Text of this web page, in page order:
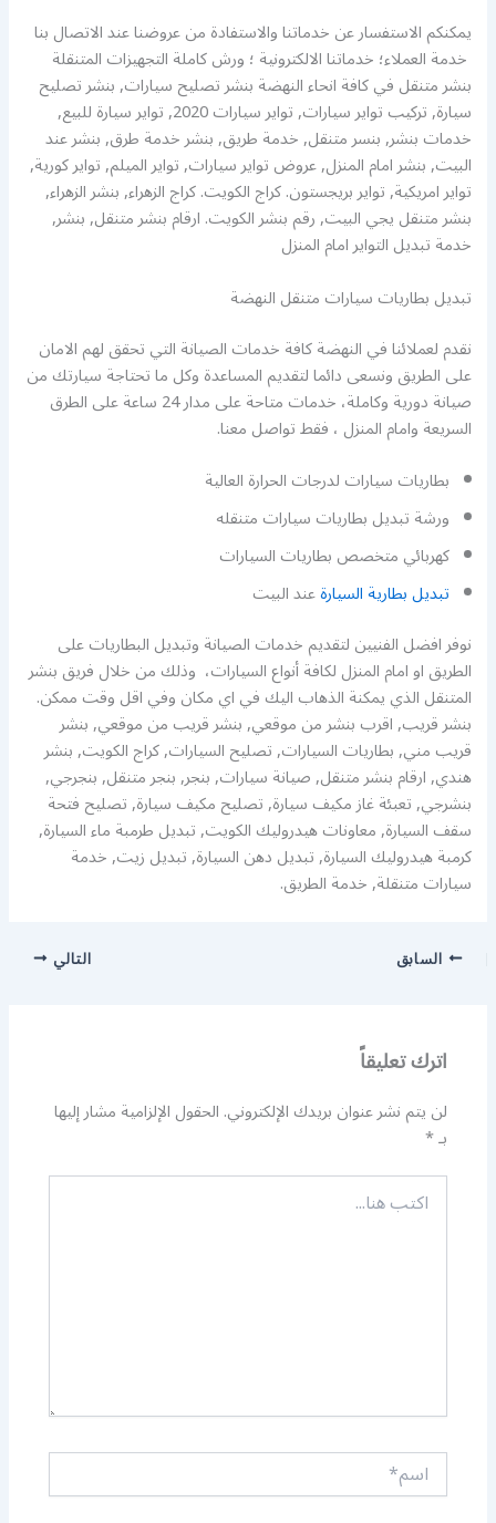
يمكنكم الاستفسار عن خدماتنا والاستفادة من عروضنا عند الاتصال بنا
خدمة العملاء؛ خدماتنا الالكترونية ؛ ورش كاملة التجهيزات المتنقلة
بنشر متنقل في كافة انحاء النهضة بنشر تصليح سيارات, بنشر تصليح
سيارة, تركيب تواير سيارات, تواير سيارات 2020, تواير سيارة للبيع,
خدمات بنشر, بنسر متنقل, خدمة طريق, بنشر خدمة طرق, بنشر عند
البيت, بنشر امام المنزل, عروض تواير سيارات, تواير الميلم, تواير كورية,
تواير امريكية, تواير بريجستون. كراج الكويت. كراج الزهراء, بنشر الزهراء,
بنشر متنقل يجي البيت, رقم بنشر الكويت. ارقام بنشر متنقل, بنشر,
خدمة تبديل التواير امام المنزل
تبديل بطاريات سيارات متنقل النهضة
نقدم لعملائنا في النهضة كافة خدمات الصيانة التي تحقق لهم الامان
على الطريق ونسعى دائما لتقديم المساعدة وكل ما تحتاجة سيارتك من
صيانة دورية وكاملة، خدمات متاحة على مدار 24 ساعة على الطرق
السريعة وامام المنزل ، فقط تواصل معنا.
بطاريات سيارات لدرجات الحرارة العالية
ورشة تبديل بطاريات سيارات متنقله
كهربائي متخصص بطاريات السيارات
تبديل بطارية السيارةعند البيت
نوفر افضل الفنيين لتقديم خدمات الصيانة وتبديل البطاريات على
الطريق او امام المنزل لكافة أنواع السيارات، وذلك من خلال فريق بنشر
المتنقل الذي يمكنة الذهاب اليك في اي مكان وفي اقل وقت ممكن.
بنشر قريب, اقرب بنشر من موقعي, بنشر قريب من موقعي, بنشر
قريب مني, بطاريات السيارات, تصليح السيارات, كراج الكويت, بنشر
هندي, ارقام بنشر متنقل, صيانة سيارات, بنجر, بنجر متنقل, بنجرجي,
بنشرجي, تعبئة غاز مكيف سيارة, تصليح مكيف سيارة, تصليح فتحة
سقف السيارة, معاونات هيدروليك الكويت, تبديل طرمبة ماء السيارة,
كرمبة هيدروليك السيارة, تبديل دهن السيارة, تبديل زيت, خدمة
سيارات متنقلة, خدمة الطريق.
السابق التالي
اترك تعليقاً
لن يتم نشر عنوان بريدك الإلكتروني.الحقول الإلزامية مشار إليها
بـ*
اكتب
هنا...
اسم*